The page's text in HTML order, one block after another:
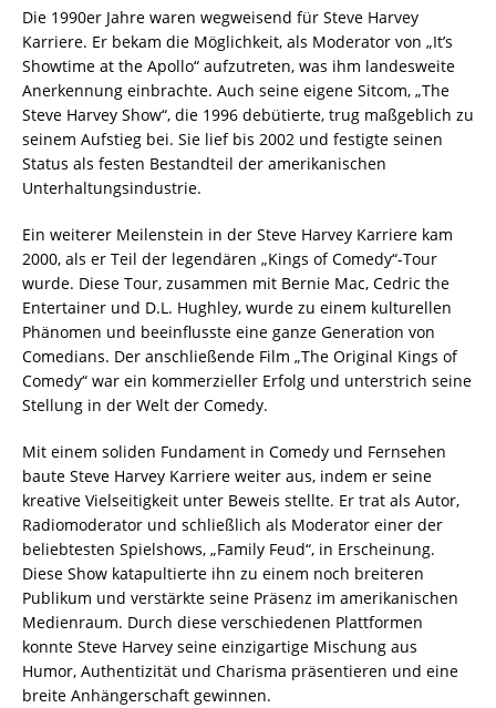
Die 1990er Jahre waren wegweisend für Steve Harvey
Karriere. Er bekam die Möglichkeit, als Moderator von „It’s
Showtime at the Apollo“ aufzutreten, was ihm landesweite
Anerkennung einbrachte. Auch seine eigene Sitcom, „The
Steve Harvey Show“, die 1996 debütierte, trug maßgeblich zu
seinem Aufstieg bei. Sie lief bis 2002 und festigte seinen
Status als festen Bestandteil der amerikanischen
Unterhaltungsindustrie.
Ein weiterer Meilenstein in der Steve Harvey Karriere kam
2000, als er Teil der legendären „Kings of Comedy“-Tour
wurde. Diese Tour, zusammen mit Bernie Mac, Cedric the
Entertainer und D.L. Hughley, wurde zu einem kulturellen
Phänomen und beeinflusste eine ganze Generation von
Comedians. Der anschließende Film „The Original Kings of
Comedy“ war ein kommerzieller Erfolg und unterstrich seine
Stellung in der Welt der Comedy.
Mit einem soliden Fundament in Comedy und Fernsehen
baute Steve Harvey Karriere weiter aus, indem er seine
kreative Vielseitigkeit unter Beweis stellte. Er trat als Autor,
Radiomoderator und schließlich als Moderator einer der
beliebtesten Spielshows, „Family Feud“, in Erscheinung.
Diese Show katapultierte ihn zu einem noch breiteren
Publikum und verstärkte seine Präsenz im amerikanischen
Medienraum. Durch diese verschiedenen Plattformen
konnte Steve Harvey seine einzigartige Mischung aus
Humor, Authentizität und Charisma präsentieren und eine
breite Anhängerschaft gewinnen.